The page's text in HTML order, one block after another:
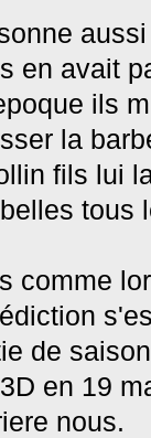
en avait
ils
la
fils lui
tous
comme
de
en 19
nous.